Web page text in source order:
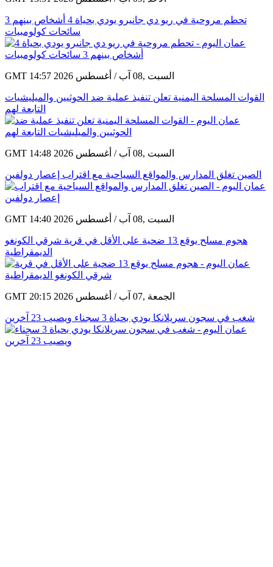
تحطم مروحية في ريو دي جانيرو يودي بحياة 4 أشخاص بينهم 3
سائحات كولومبيات
GMT 14:57 2026 السبت ,08 آب / أغسطس
القوات المسلحة اليمنية تعلن تنفيذ عملية ضد الحوثيين والميليشيات
التابعة لهم
GMT 14:48 2026 السبت ,08 آب / أغسطس
الصين تغلق المدارس والمواقع السياحية مع اقتراب إعصار دولفين
GMT 14:40 2026 السبت ,08 آب / أغسطس
هجوم مسلح يوقع 13 ضحية على الأقل في قرية شرقي الكونغو
الديمقراطية
GMT 20:15 2026 الجمعة ,07 آب / أغسطس
شغب في سجون سريلانكا يودي بحياة 3 سجناء ويصيب 23 آخرين